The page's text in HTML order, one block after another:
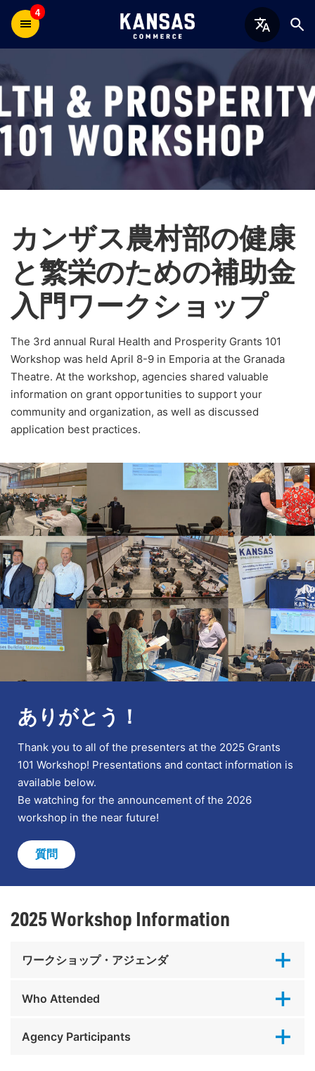
4
カンザス農村部の健康
と繁栄のための補助金
入門ワークショップ
The 3rd annual Rural Health and Prosperity Grants 101
Workshop was held April 8-9 in Emporia at the Granada
Theatre. At the workshop, agencies shared valuable
information on grant opportunities to support your
community and organization, as well as discussed
application best practices.
ありがとう！
Thank you to all of the presenters at the 2025 Grants
101 Workshop! Presentations and contact information is
available below.
Be watching for the announcement of the 2026
workshop in the near future!
質問
2025 Workshop Information
ワークショップ・アジェンダ
Who Attended
Agency Participants